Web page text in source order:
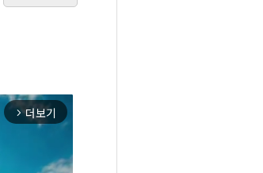
arrow_forward_ios 더보기